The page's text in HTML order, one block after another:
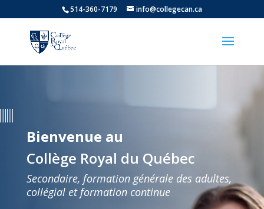
514-360-7179 info@collegecan.ca
Bienvenue au
Collège Royal du Québec
Secondaire, formation générale des adultes,
collégial et formation continue